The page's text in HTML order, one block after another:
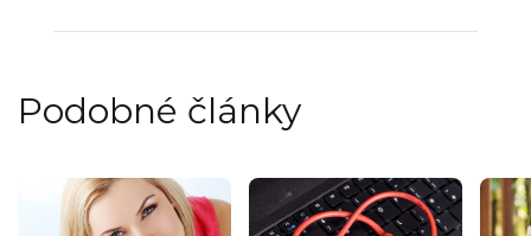
Podobné články